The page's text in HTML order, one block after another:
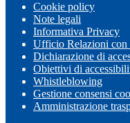
Cookie policy
Note legali
Informativa Privacy
Ufficio Relazioni con
Dichiarazione di
Obiettivi di
Whistleblowing
Gestione consensi
Amministrazione